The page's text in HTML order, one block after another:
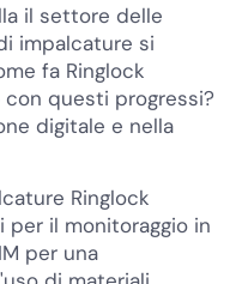
il settore delle
impalcature si
fa Ringlock
questi progressi?
digitale e nella
Ringlock
il monitoraggio in
per una